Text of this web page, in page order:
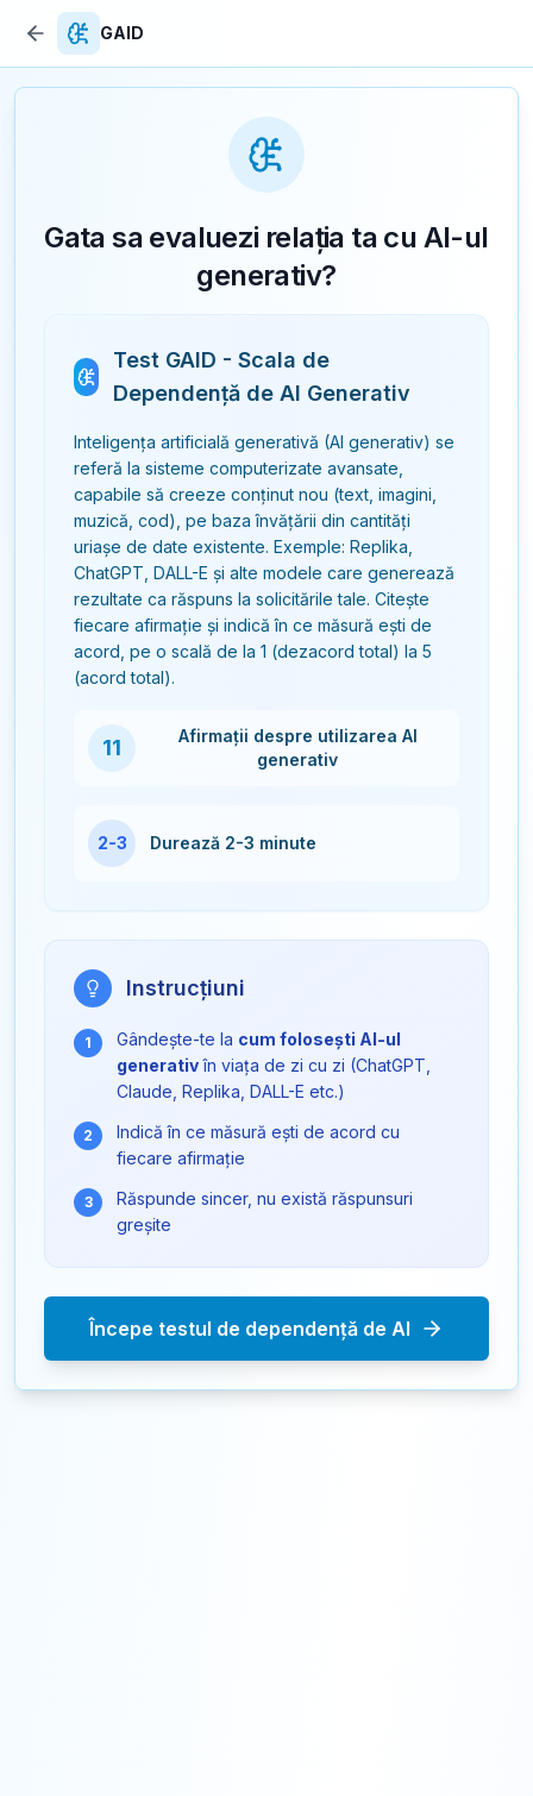
GAID
Gata sa evaluezi relația ta cu AI-ul
generativ?
Test GAID - Scala de
Dependență de AI Generativ
Inteligența artificială generativă (AI generativ) se
referă la sisteme computerizate avansate,
capabile să creeze conținut nou (text, imagini,
muzică, cod), pe baza învățării din cantități
uriașe de date existente. Exemple: Replika,
ChatGPT, DALL-E și alte modele care generează
rezultate ca răspuns la solicitările tale. Citește
fiecare afirmație și indică în ce măsură ești de
acord, pe o scală de la 1 (dezacord total) la 5
(acord total).
11
Afirmații despre utilizarea AI
generativ
2-3 Durează 2-3 minute
Instrucțiuni
1 Gândește-te la cum folosești AI-ul
generativîn viața de zi cu zi (ChatGPT,
Claude, Replika, DALL-E etc.)
2
Indică în ce măsură ești de acord cu
fiecare afirmație
3
Răspunde sincer, nu există răspunsuri
greșite
Începe testul de dependență de AI